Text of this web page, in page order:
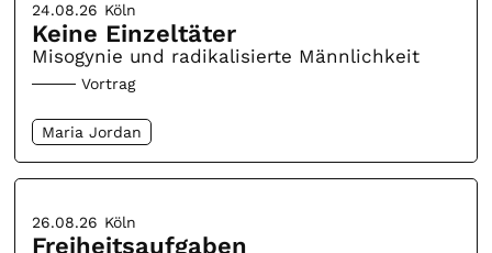
24.08.26 Köln
Keine Einzeltäter
Misogynie und radikalisierte Männlichkeit
Vortrag
Maria Jordan
26.08.26 Köln
Freiheitsaufgaben